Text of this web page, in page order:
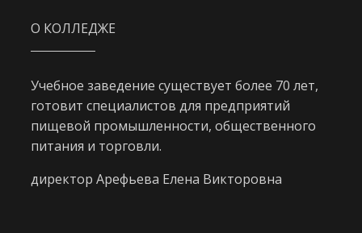
О КОЛЛЕДЖЕ
Учебное заведение существует более 70 лет,
готовит специалистов для предприятий
пищевой промышленности, общественного
питания и торговли.
директор Арефьева Елена Викторовна